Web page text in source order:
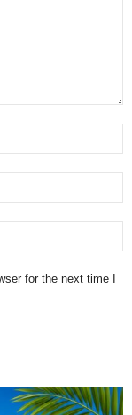
for the next time I